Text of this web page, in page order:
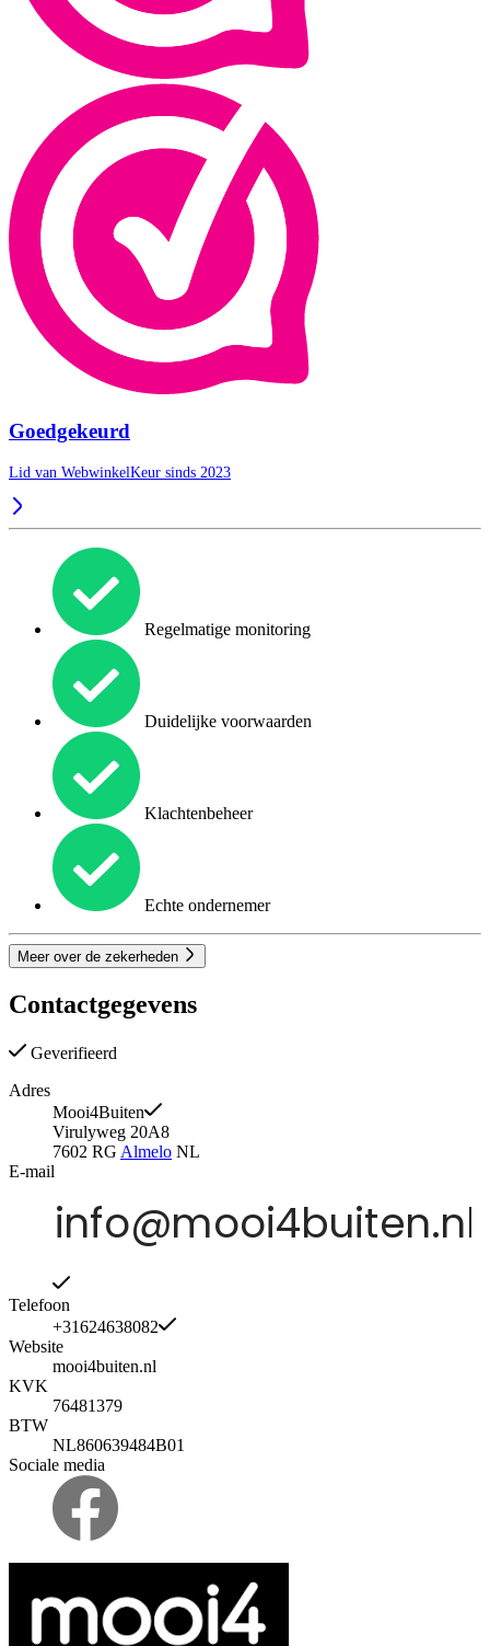
Goedgekeurd
Lid van WebwinkelKeur sinds 2023
Regelmatige monitoring
Duidelijke voorwaarden
Klachtenbeheer
Echte ondernemer
Meer over de zekerheden
Contactgegevens
Geverifieerd
Adres
Mooi4Buiten
Virulyweg 20A8
7602 RG Almelo NL
E-mail
Telefoon
+31624638082
Website
mooi4buiten.nl
KVK
76481379
BTW
NL860639484B01
Sociale media